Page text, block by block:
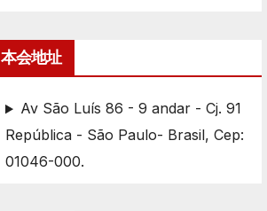
本会地址
Av São Luís 86 - 9 andar - Cj. 91
República - São Paulo- Brasil, Cep:
01046-000.